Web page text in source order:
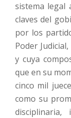
sistema legal
claves del
por los
Poder
y cuya
que en su
cinco mil
como su